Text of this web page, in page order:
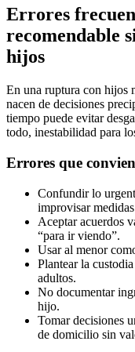
Errores
recomendable
hijos
En una ruptura con hijos
nacen de decisiones
tiempo puede evitar
todo, inestabilidad para
Errores que
Confundir lo
improvisar
Aceptar acuerdos
“para ir viendo”.
Usar al menor
Plantear la
adultos.
No documentar
hijo.
Tomar decisiones
de domicilio sin